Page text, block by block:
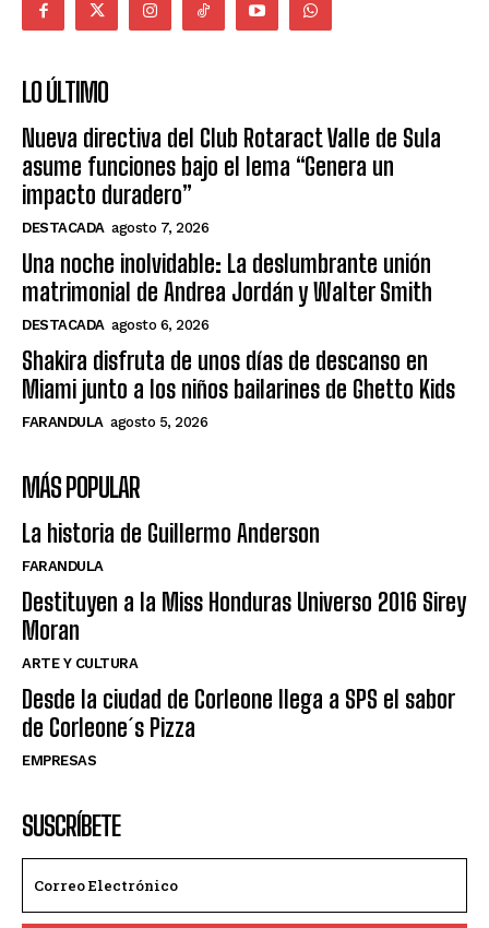
LO ÚLTIMO
Nueva directiva del Club Rotaract Valle de Sula
asume funciones bajo el lema “Genera un
impacto duradero”
DESTACADA agosto 7, 2026
Una noche inolvidable: La deslumbrante unión
matrimonial de Andrea Jordán y Walter Smith
DESTACADA agosto 6, 2026
Shakira disfruta de unos días de descanso en
Miami junto a los niños bailarines de Ghetto Kids
FARANDULA agosto 5, 2026
MÁS POPULAR
La historia de Guillermo Anderson
FARANDULA
Destituyen a la Miss Honduras Universo 2016 Sirey
Moran
ARTE Y CULTURA
Desde la ciudad de Corleone llega a SPS el sabor
de Corleone´s Pizza
EMPRESAS
SUSCRÍBETE